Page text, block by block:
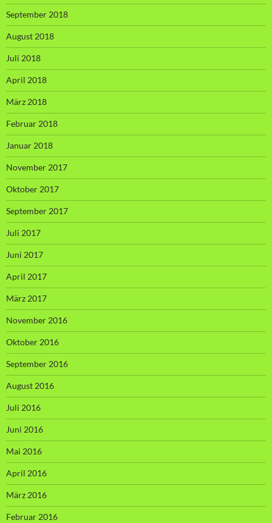
September 2018
August 2018
Juli 2018
April 2018
März 2018
Februar 2018
Januar 2018
November 2017
Oktober 2017
September 2017
Juli 2017
Juni 2017
April 2017
März 2017
November 2016
Oktober 2016
September 2016
August 2016
Juli 2016
Juni 2016
Mai 2016
April 2016
März 2016
Februar 2016